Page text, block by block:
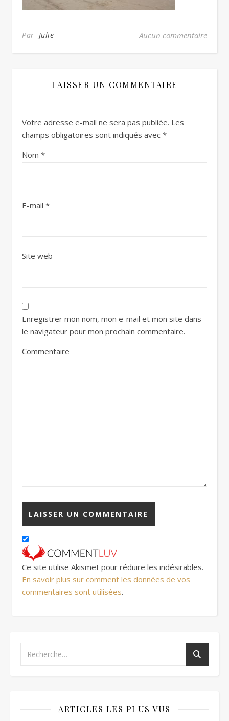
Par Julie Aucun commentaire
LAISSER UN COMMENTAIRE
Votre adresse e-mail ne sera pas publiée. Les
champs obligatoires sont indiqués avec *
Nom *
E-mail *
Site web
Enregistrer mon nom, mon e-mail et mon site dans
le navigateur pour mon prochain commentaire.
Commentaire
Ce site utilise Akismet pour réduire les indésirables.
En savoir plus sur comment les données de vos
commentaires sont utilisées.
ARTICLES LES PLUS VUS